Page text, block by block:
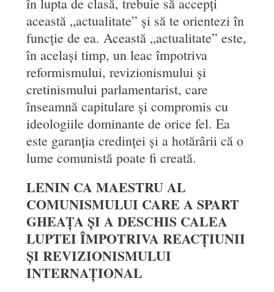
această „actualitate” și să te orientezi în
funcție de ea. Această „actualitate” este,
în același timp, un leac împotriva
reformismului, revizionismului și
cretinismului parlamentarist, care
înseamnă capitulare și compromis cu
ideologiile dominante de orice fel. Ea
este garanția credinței și a hotărârii că o
lume comunistă poate fi creată.
LENIN CA MAESTRU AL
COMUNISMULUI CARE A SPART
GHEAȚA ȘI A DESCHIS CALEA
LUPTEI ÎMPOTRIVA REACȚIUNII
ȘI REVIZIONISMULUI
INTERNAȚIONAL